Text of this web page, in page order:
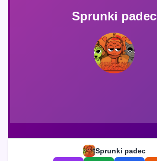
Sprunki padec
Sprunki padec